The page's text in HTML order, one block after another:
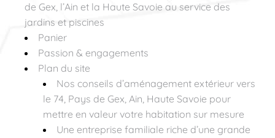
de Gex, l’Ain et la Haute Savoie au service des
jardins et piscines
Panier
Passion & engagements
Plan du site
Nos conseils d’aménagement extérieur vers
le 74, Pays de Gex, Ain, Haute Savoie pour
mettre en valeur votre habitation sur mesure
Une entreprise familiale riche d’une grande